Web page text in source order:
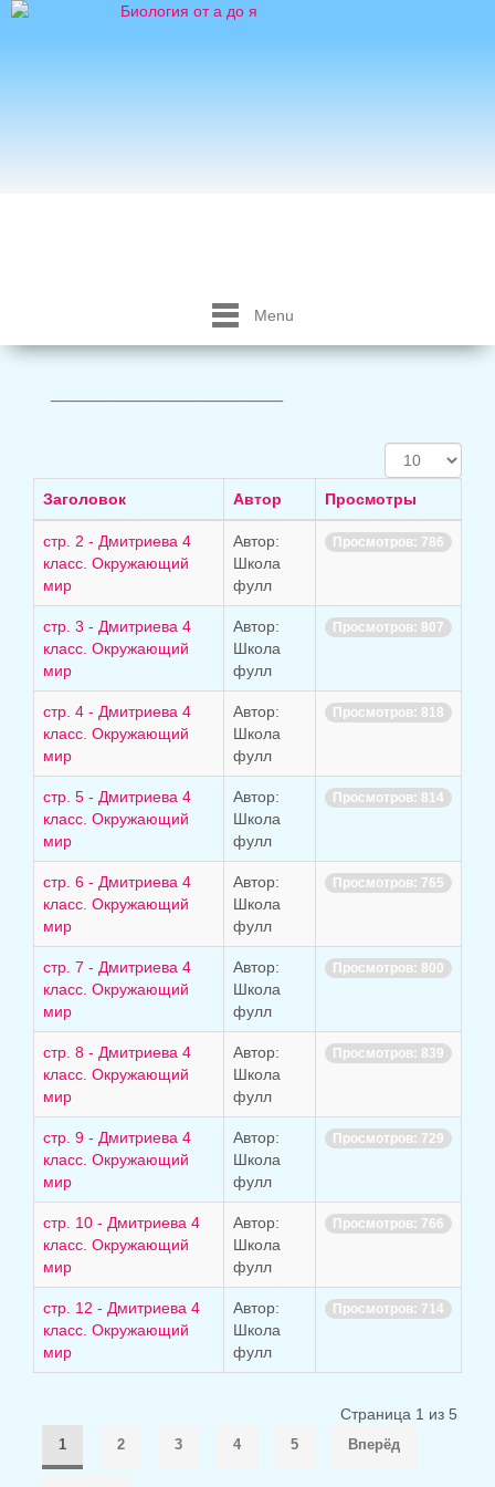
Menu
Кол-
во
строк:
Заголовок Автор Просмотры
стр. 2 - Дмитриева 4
класс. Окружающий
мир
Автор:
Школа
фулл
Просмотров: 786
стр. 3 - Дмитриева 4
класс. Окружающий
мир
Автор:
Школа
фулл
Просмотров: 807
стр. 4 - Дмитриева 4
класс. Окружающий
мир
Автор:
Школа
фулл
Просмотров: 818
стр. 5 - Дмитриева 4
класс. Окружающий
мир
Автор:
Школа
фулл
Просмотров: 814
стр. 6 - Дмитриева 4
класс. Окружающий
мир
Автор:
Школа
фулл
Просмотров: 765
стр. 7 - Дмитриева 4
класс. Окружающий
мир
Автор:
Школа
фулл
Просмотров: 800
стр. 8 - Дмитриева 4
класс. Окружающий
мир
Автор:
Школа
фулл
Просмотров: 839
стр. 9 - Дмитриева 4
класс. Окружающий
мир
Автор:
Школа
фулл
Просмотров: 729
стр. 10 - Дмитриева 4
класс. Окружающий
мир
Автор:
Школа
фулл
Просмотров: 766
стр. 12 - Дмитриева 4
класс. Окружающий
мир
Автор:
Школа
фулл
Просмотров: 714
Страница 1 из 5
1 2 3 4 5 Вперёд